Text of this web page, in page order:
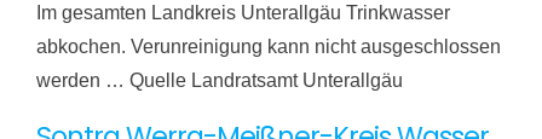
Im gesamten Landkreis Unterallgäu Trinkwasser
abkochen. Verunreinigung kann nicht ausgeschlossen
werden … Quelle Landratsamt Unterallgäu